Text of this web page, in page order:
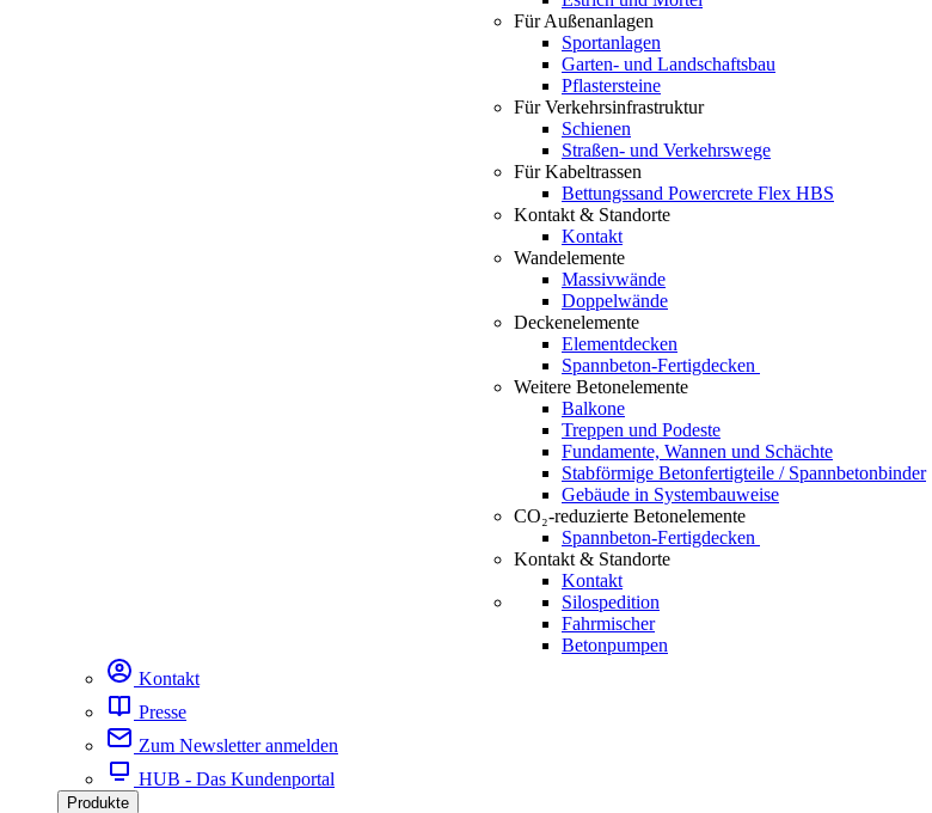
Für Außenanlagen
Sportanlagen
Garten- und Landschaftsbau
Pflastersteine
Für Verkehrsinfrastruktur
Schienen
Straßen- und Verkehrswege
Für Kabeltrassen
Bettungssand Powercrete Flex HBS
Kontakt & Standorte
Kontakt
Wandelemente
Massivwände
Doppelwände
Deckenelemente
Elementdecken
Spannbeton-Fertigdecken
Weitere Betonelemente
Balkone
Treppen und Podeste
Fundamente, Wannen und Schächte
Stabförmige Betonfertigteile / Spannbetonbinder
Gebäude in Systembauweise
CO₂-reduzierte Betonelemente
Spannbeton-Fertigdecken
Kontakt & Standorte
Kontakt
Silospedition
Fahrmischer
Betonpumpen
Kontakt
Presse
Zum Newsletter anmelden
HUB - Das Kundenportal
Produkte